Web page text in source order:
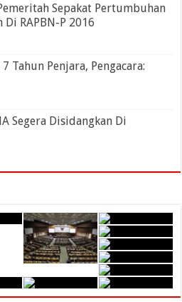
Sepakat Pertumbuhan
Di RAPBN-P 2016
Tahun Penjara, Pengacara:
Segera Disidangkan Di